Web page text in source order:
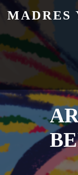
Skip
content
MADRES